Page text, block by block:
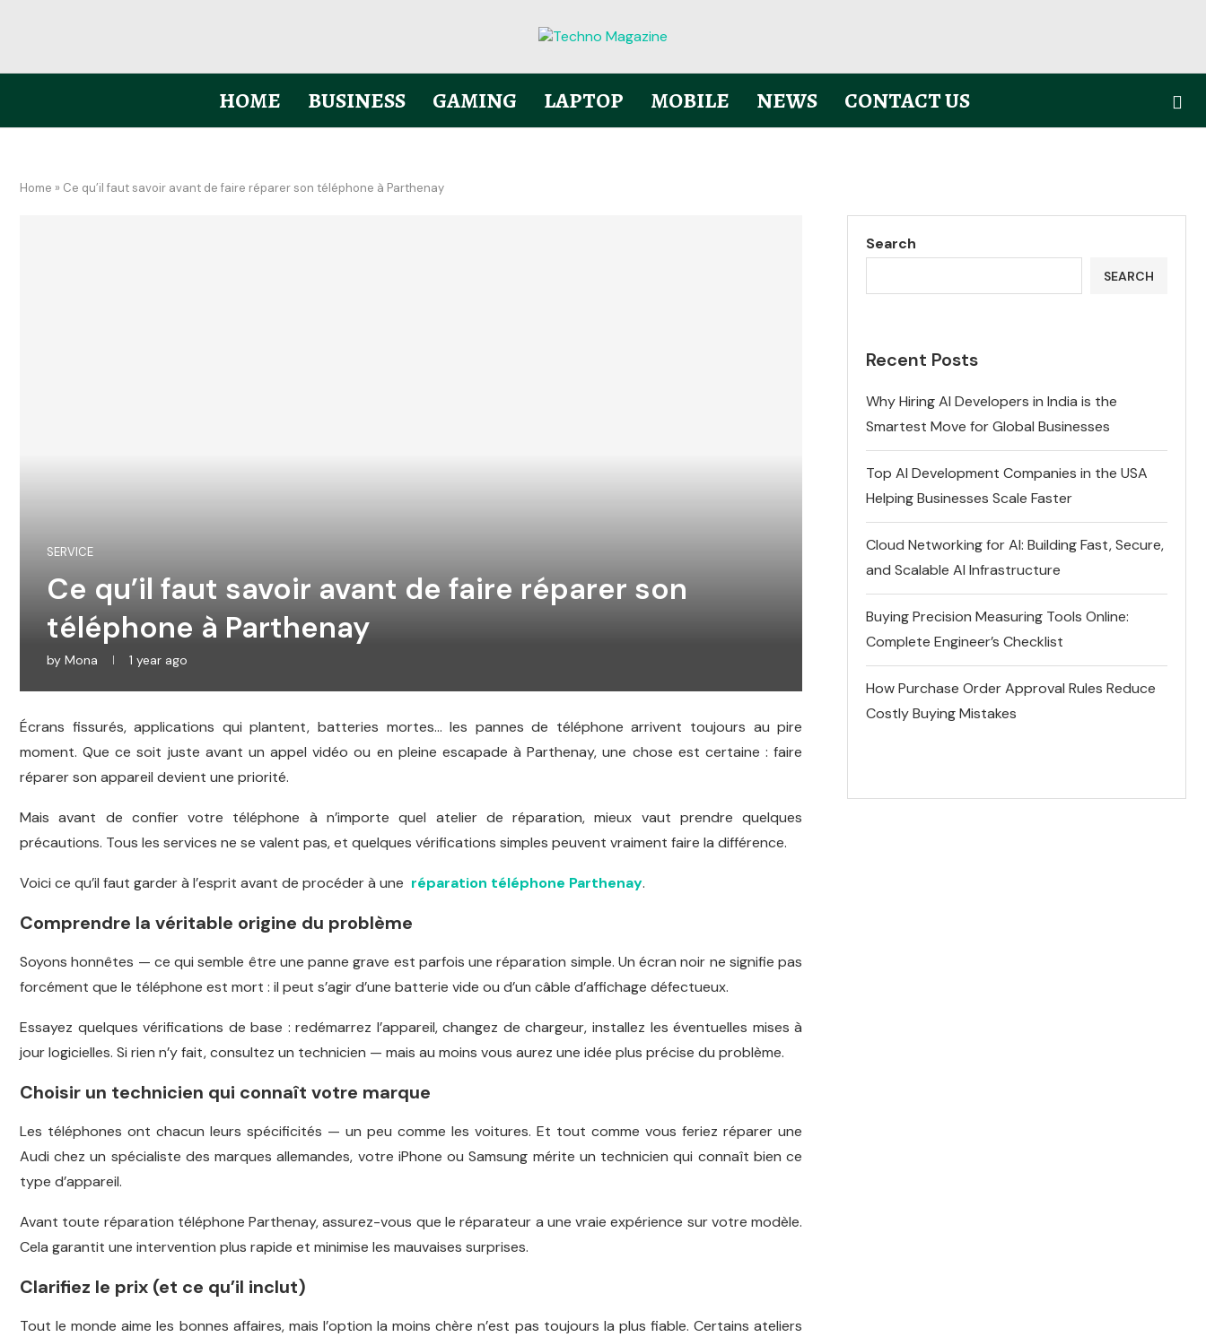
HOME BUSINESS GAMING LAPTOP MOBILE NEWS CONTACT US
Home » Ce qu’il faut savoir avant de faire réparer son téléphone à Parthenay
SERVICE
Ce qu’il faut savoir avant de faire réparer son
téléphone à Parthenay
by Mona 1 year ago
Écrans fissurés, applications qui plantent, batteries mortes… les pannes de téléphone arrivent toujours au pire
moment. Que ce soit juste avant un appel vidéo ou en pleine escapade à Parthenay, une chose est certaine : faire
réparer son appareil devient une priorité.
Mais avant de confier votre téléphone à n’importe quel atelier de réparation, mieux vaut prendre quelques
précautions. Tous les services ne se valent pas, et quelques vérifications simples peuvent vraiment faire la différence.
Voici ce qu’il faut garder à l’esprit avant de procéder à une réparation téléphone Parthenay.
Comprendre la véritable origine du problème
Soyons honnêtes — ce qui semble être une panne grave est parfois une réparation simple. Un écran noir ne signifie pas
forcément que le téléphone est mort : il peut s’agir d’une batterie vide ou d’un câble d’affichage défectueux.
Essayez quelques vérifications de base : redémarrez l’appareil, changez de chargeur, installez les éventuelles mises à
jour logicielles. Si rien n’y fait, consultez un technicien — mais au moins vous aurez une idée plus précise du problème.
Choisir un technicien qui connaît votre marque
Les téléphones ont chacun leurs spécificités — un peu comme les voitures. Et tout comme vous feriez réparer une
Audi chez un spécialiste des marques allemandes, votre iPhone ou Samsung mérite un technicien qui connaît bien ce
type d’appareil.
Avant toute réparation téléphone Parthenay, assurez-vous que le réparateur a une vraie expérience sur votre modèle.
Cela garantit une intervention plus rapide et minimise les mauvaises surprises.
Clarifiez le prix (et ce qu’il inclut)
Tout le monde aime les bonnes affaires, mais l’option la moins chère n’est pas toujours la plus fiable. Certains ateliers
Search
SEARCH
Recent Posts
Why Hiring AI Developers in India is the
Smartest Move for Global Businesses
Top AI Development Companies in the USA
Helping Businesses Scale Faster
Cloud Networking for AI: Building Fast, Secure,
and Scalable AI Infrastructure
Buying Precision Measuring Tools Online:
Complete Engineer’s Checklist
How Purchase Order Approval Rules Reduce
Costly Buying Mistakes